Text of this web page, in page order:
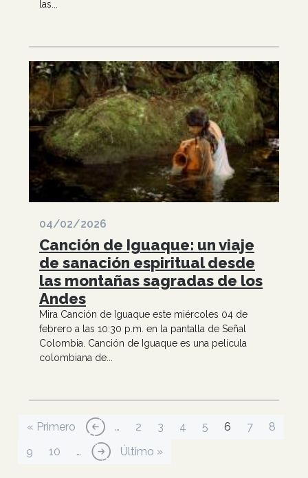
las...
04/02/2026
Canción de Iguaque: un viaje
de sanación espiritual desde
las montañas sagradas de los
Andes
Mira Canción de Iguaque este miércoles 04 de
febrero a las 10:30 p.m. en la pantalla de Señal
Colombia. Canción de Iguaque es una película
colombiana de...
Primera página
« Primero Página anterior
‹‹ … Página
2 Página
3 Página
4 Página
5 Página actual
6 Página
7 Página
8
Página
9 Página
10 … Siguiente página
›› Última página
Último »